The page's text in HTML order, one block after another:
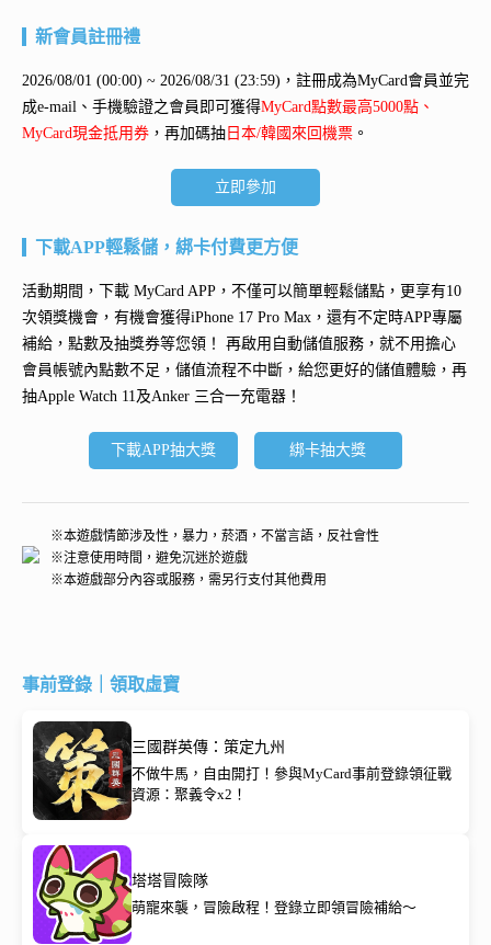
新會員註冊禮
2026/08/01 (00:00) ~ 2026/08/31 (23:59)，註冊成為MyCard會員並完
成e-mail、手機驗證之會員即可獲得MyCard點數最高5000點、
MyCard現金抵用券 ，再加碼抽 日本/韓國來回機票 。
立即參加
下載APP輕鬆儲，綁卡付費更方便
活動期間，下載 MyCard APP，不僅可以簡單輕鬆儲點，更享有10
次領獎機會，有機會獲得iPhone 17 Pro Max ，還有不定時APP專屬
補給，點數及抽獎券等您領！ 再啟用自動儲值服務 ，就不用擔心
會員帳號內點數不足，儲值流程不中斷，給您更好的儲值體驗，再
抽Apple Watch 11及Anker 三合一充電器 ！
下載APP抽大獎 綁卡抽大獎
※本遊戲情節涉及性，暴力，菸酒，不當言語，反社會性
※注意使用時間，避免沉迷於遊戲
※本遊戲部分內容或服務，需另行支付其他費用
事前登錄｜領取虛寶
三國群英傳：策定九州
不做牛馬，自由開打！參與MyCard事前登錄領征戰
資源：聚義令x2！
塔塔冒險隊
萌寵來襲，冒險啟程！登錄立即領冒險補給～